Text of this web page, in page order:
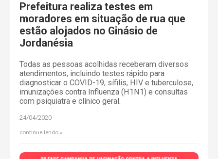
Prefeitura realiza testes em
moradores em situação de rua que
estão alojados no Ginásio de
Jordanésia
Todas as pessoas acolhidas receberam diversos
atendimentos, incluindo testes rápido para
diagnosticar o COVID-19, sífilis, HIV e tuberculose,
imunizações contra Influenza (H1N1) e consultas
com psiquiatra e clínico geral.
24/04/2020
continue lendo